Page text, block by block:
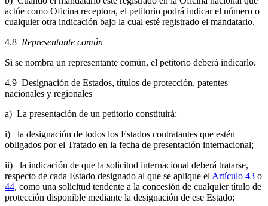
actúe como Oficina receptora, el petitorio podrá indicar el número o
cualquier otra indicación bajo la cual esté registrado el mandatario.
4.8 Representante común
Si se nombra un representante común, el petitorio deberá indicarlo.
4.9 Designación de Estados, títulos de protección, patentes
nacionales y regionales
a) La presentación de un petitorio constituirá:
i) la designación de todos los Estados contratantes que estén
obligados por el Tratado en la fecha de presentación internacional;
ii) la indicación de que la solicitud internacional deberá tratarse,
respecto de cada Estado designado al que se aplique el Artículo 43 o
44, como una solicitud tendente a la concesión de cualquier título de
protección disponible mediante la designación de ese Estado;